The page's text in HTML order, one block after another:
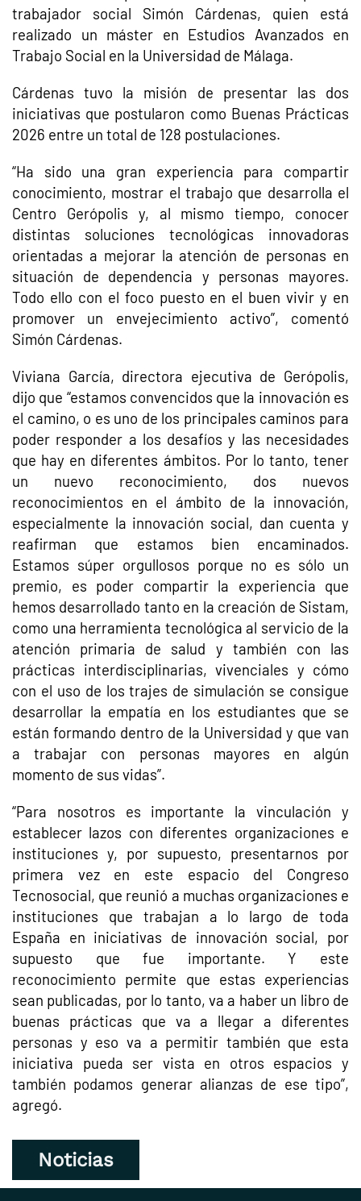
trabajador social Simón Cárdenas, quien está
realizado un máster en Estudios Avanzados en
Trabajo Social en la Universidad de Málaga.
Cárdenas tuvo la misión de presentar las dos
iniciativas que postularon como Buenas Prácticas
2026 entre un total de 128 postulaciones.
“Ha sido una gran experiencia para compartir
conocimiento, mostrar el trabajo que desarrolla el
Centro Gerópolis y, al mismo tiempo, conocer
distintas soluciones tecnológicas innovadoras
orientadas a mejorar la atención de personas en
situación de dependencia y personas mayores.
Todo ello con el foco puesto en el buen vivir y en
promover un envejecimiento activo”, comentó
Simón Cárdenas.
Viviana García, directora ejecutiva de Gerópolis,
dijo que “estamos convencidos que la innovación es
el camino, o es uno de los principales caminos para
poder responder a los desafíos y las necesidades
que hay en diferentes ámbitos. Por lo tanto, tener
un nuevo reconocimiento, dos nuevos
reconocimientos en el ámbito de la innovación,
especialmente la innovación social, dan cuenta y
reafirman que estamos bien encaminados.
Estamos súper orgullosos porque no es sólo un
premio, es poder compartir la experiencia que
hemos desarrollado tanto en la creación de Sistam,
como una herramienta tecnológica al servicio de la
atención primaria de salud y también con las
prácticas interdisciplinarias, vivenciales y cómo
con el uso de los trajes de simulación se consigue
desarrollar la empatía en los estudiantes que se
están formando dentro de la Universidad y que van
a trabajar con personas mayores en algún
momento de sus vidas”.
“Para nosotros es importante la vinculación y
establecer lazos con diferentes organizaciones e
instituciones y, por supuesto, presentarnos por
primera vez en este espacio del Congreso
Tecnosocial, que reunió a muchas organizaciones e
instituciones que trabajan a lo largo de toda
España en iniciativas de innovación social, por
supuesto que fue importante. Y este
reconocimiento permite que estas experiencias
sean publicadas, por lo tanto, va a haber un libro de
buenas prácticas que va a llegar a diferentes
personas y eso va a permitir también que esta
iniciativa pueda ser vista en otros espacios y
también podamos generar alianzas de ese tipo”,
agregó.
Noticias